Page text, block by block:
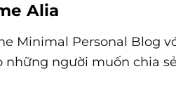
Alia
Minimal Personal Blog
những người muốn chia